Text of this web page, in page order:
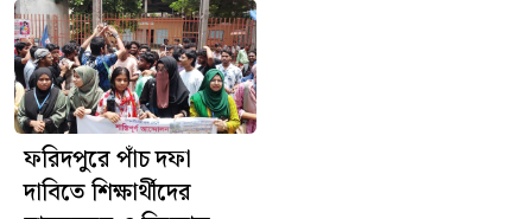
ফরিদপুরে পাঁচ দফা
দাবিতে শিক্ষার্থীদের